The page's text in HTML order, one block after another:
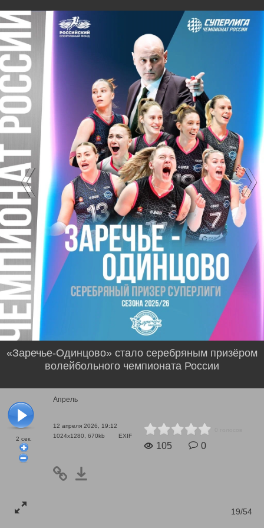
2 сек.
Апрель
12 апреля 2026, 19:12
1024x1280, 670kb
EXIF
105 0
19/54
«Заречье-Одинцово» стало серебряным призёром
волейбольного чемпионата России